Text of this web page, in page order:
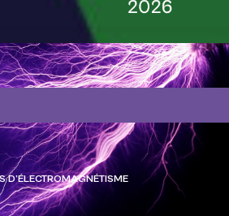
D’ÉLECTROMAGNÉTISME